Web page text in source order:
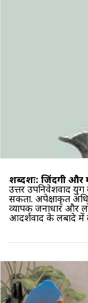
शब्दशः: जिंदगी और
उत्तर उपनिवेशवाद युग
सकता. अपेक्षाकृत
व्यापक जनाधार और
आदर्शवाद के लबादे